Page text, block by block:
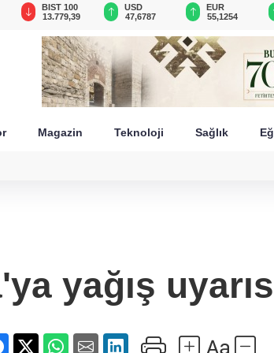
BIST 100
13.779,39
USD
47,6787
EUR
55,1254
Magazin Teknoloji Sağlık
yağış